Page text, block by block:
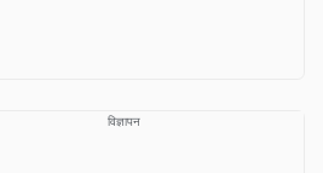
विज्ञापन